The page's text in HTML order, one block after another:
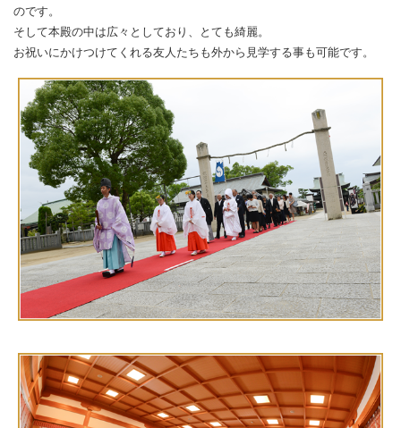
のです。
そして本殿の中は広々としており、とても綺麗。
お祝いにかけつけてくれる友人たちも外から見学する事も可能です。